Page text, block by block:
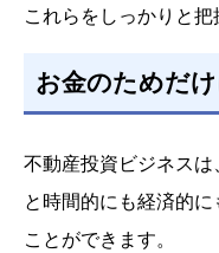
これらをしっかりと把
お金のためだ
不動産投資ビジネス
と時間的にも経済的
ことができます。